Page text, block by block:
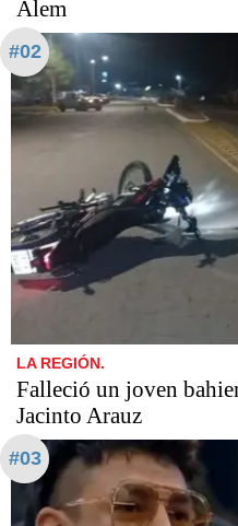
Alem
#02
LA REGIÓN.
Falleció un joven
Jacinto Arauz
#03